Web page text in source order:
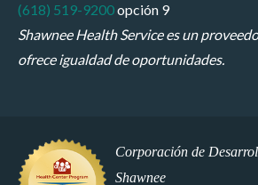
(618) 519-9200opción 9
Shawnee Health Service es un
ofrece igualdad de oportunidades.
Corporación de
Shawnee